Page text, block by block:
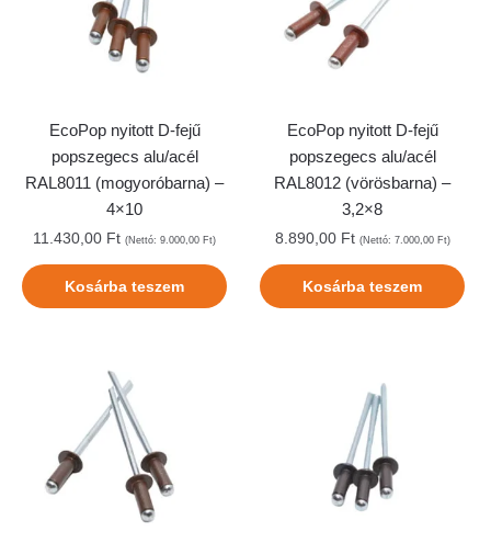
EcoPop nyitott D-fejű
popszegecs alu/acél
RAL8011 (mogyoróbarna) –
4×10
11.430,00 Ft (Nettó:9.000,00 Ft)
Kosárba teszem
EcoPop nyitott D-fejű
popszegecs alu/acél
RAL8012 (vörösbarna) –
3,2×8
8.890,00 Ft (Nettó: 7.000,00 Ft)
Kosárba teszem